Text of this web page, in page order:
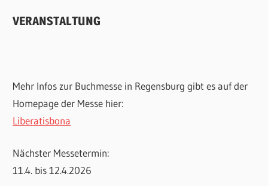
VERANSTALTUNG
Mehr Infos zur Buchmesse in Regensburg gibt es auf der
Homepage der Messe hier:
Liberatisbona
Nächster Messetermin:
11.4. bis 12.4.2026